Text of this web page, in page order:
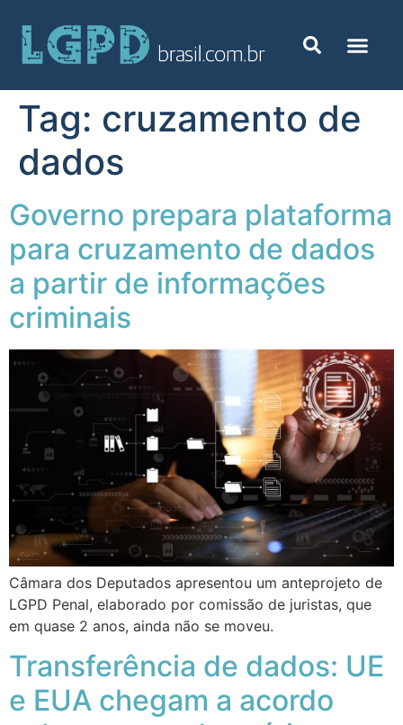
Tag: cruzamento de
dados
Governo prepara plataforma
para cruzamento de dados
a partir de informações
criminais
Câmara dos Deputados apresentou um anteprojeto de
LGPD Penal, elaborado por comissão de juristas, que
em quase 2 anos, ainda não se moveu.
Transferência de dados: UE
e EUA chegam a acordo